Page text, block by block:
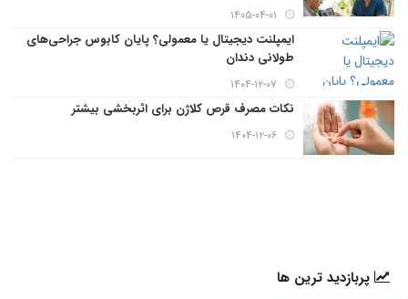
۱۴۰۵-۰۴-۰۱
ایمپلنت دیجیتال یا معمولی؟ پایان کابوس جراحی‌های
طولانی دندان
۱۴۰۴-۱۲-۰۷
نکات مصرف قرص کلاژن برای اثربخشی بیشتر
۱۴۰۴-۱۲-۰۶
پربازدید ترین ها